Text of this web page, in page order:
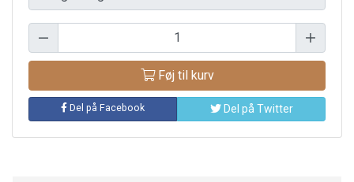
Føj til kurv
Del på Facebook Del på Twitter